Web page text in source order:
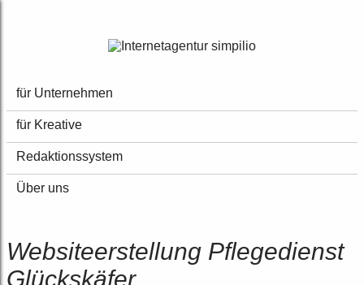
für Unternehmen
für Kreative
Redaktionssystem
Über uns
Websiteerstellung Pflegedienst
Glückskäfer